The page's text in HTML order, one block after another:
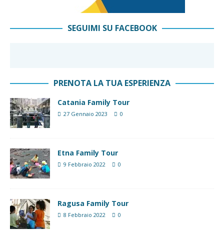
SEGUIMI SU FACEBOOK
PRENOTA LA TUA ESPERIENZA
Catania Family Tour
27 Gennaio 2023 0
Etna Family Tour
9 Febbraio 2022 0
Ragusa Family Tour
8 Febbraio 2022 0